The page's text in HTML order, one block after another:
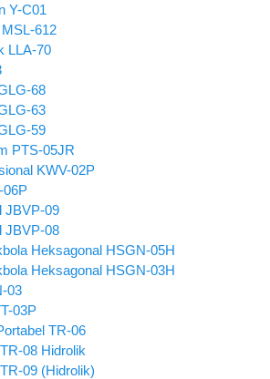
Y-C01
612
LLA-70
68
63
59
PTS-05JR
KWV-02P
06P
JBVP-09
JBVP-08
Heksagonal HSGN-05H
Heksagonal HSGN-03H
03
03P
TR-06
08 Hidrolik
09 (Hidrolik)